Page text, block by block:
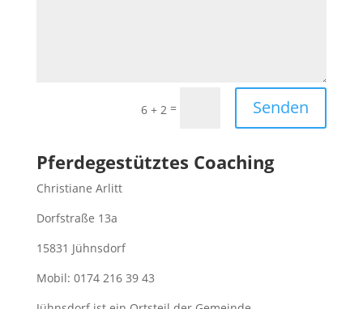
6 + 2 = Senden
Pferdegestütztes Coaching
Christiane Arlitt
Dorfstraße 13a
15831 Jühnsdorf
Mobil: 0174 216 39 43